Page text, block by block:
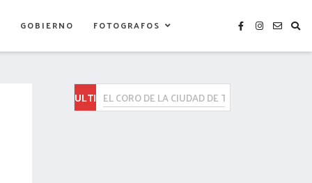
GOBIERNO FOTOGRAFOS
ULTIMASENTREGA GOBIERNO DEL ESTADO CAMAS